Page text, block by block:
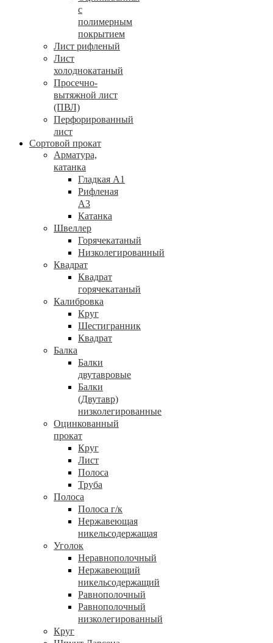
с
полимерным
покрытием
Лист рифленый
Лист
холоднокатаный
Просечно-
вытяжной лист
(ПВЛ)
Перфорированный
лист
Сортовой прокат
Арматура,
катанка
Гладкая А1
Рифленая
А3
Катанка
Швеллер
Горячекатаный
Низколегированный
Квадрат
Квадрат
горячекатаный
Калибровка
Круг
Шестигранник
Квадрат
Балка
Балки
двутавровые
Балки
(Двутавр)
низколегированные
Оцинкованный
прокат
Круг
Лист
Полоса
Труба
Полоса
Полоса г/к
Нержавеющая
никельсодержащая
Уголок
Неравнополочный
Нержавеющий
никельсодержащий
Равнополочный
Равнополочный
низколегированный
Круг